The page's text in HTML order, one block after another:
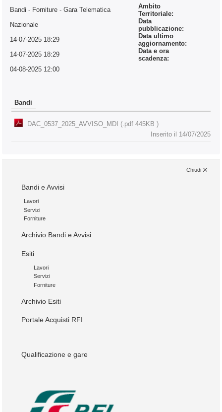
Bandi - Forniture- Gara Telematica
Ambito
Territoriale:
Nazionale
Data
pubblicazione:
14-07-2025 18:29
Data ultimo
aggiornamento:
14-07-2025 18:29
Data e ora
scadenza:
04-08-2025 12:00
Bandi
DAC_0537_2025_AVVISO_MDI (.pdf 445KB )
Inserito il 14/07/2025
Chiudi
Bandi e Avvisi
Lavori
Servizi
Forniture
Archivio Bandi e Avvisi
Esiti
Lavori
Servizi
Forniture
Archivio Esiti
Portale Acquisti RFI
Qualificazione e gare